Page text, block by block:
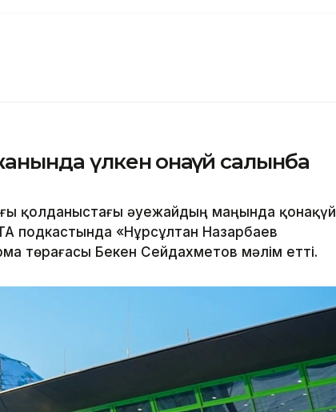
үлкен қонақүй салынбақ
қолданыстағы әуежайдың маңында қонақүй
подкастында «Нұрсұлтан Назарбаев
төрағасы Бекен Сейдахметов мәлім етті.